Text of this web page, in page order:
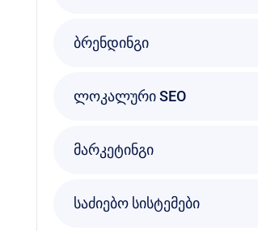
ბრენდინგი
ლოკალური SEO
მარკეტინგი
საძიებო სისტემები